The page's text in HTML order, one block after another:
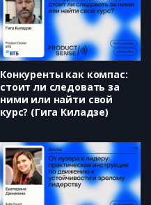
Конкуренты как компас:
стоит ли следовать за
ними или найти свой
курс? (Гига Киладзе)